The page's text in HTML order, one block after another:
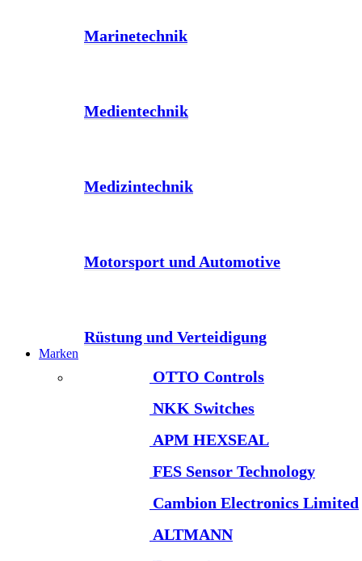
Marinetechnik
Medientechnik
Medizintechnik
Motorsport und Automotive
Rüstung und Verteidigung
Marken
OTTO Controls
NKK Switches
APM HEXSEAL
FES Sensor Technology
Cambion Electronics Limited
ALTMANN